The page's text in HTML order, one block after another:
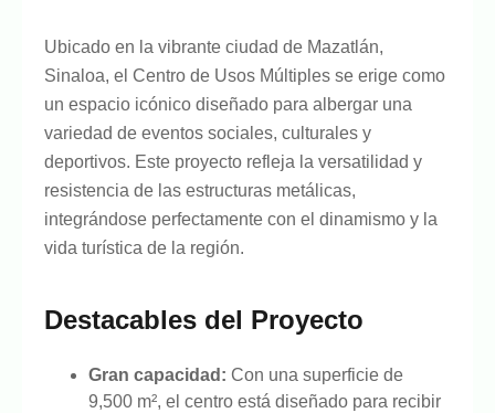
Ubicado en la vibrante ciudad de Mazatlán,
Sinaloa, el Centro de Usos Múltiples se erige como
un espacio icónico diseñado para albergar una
variedad de eventos sociales, culturales y
deportivos. Este proyecto refleja la versatilidad y
resistencia de las estructuras metálicas,
integrándose perfectamente con el dinamismo y la
vida turística de la región.
Destacables del Proyecto
Gran capacidad: Con una superficie de
9,500 m², el centro está diseñado para recibir